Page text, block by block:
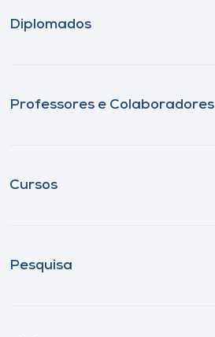
Diplomados
Professores e Colaboradores
Cursos
Pesquisa